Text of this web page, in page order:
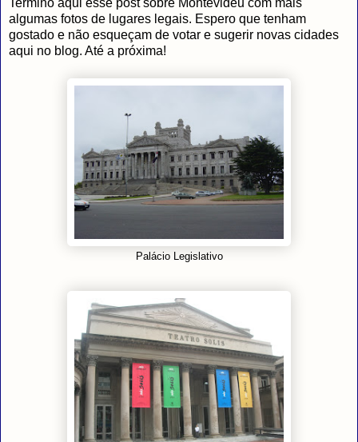
algumas fotos de lugares legais. Espero que tenham
gostado e não esqueçam de votar e sugerir novas cidades
aqui no blog. Até a próxima!
Palácio Legislativo